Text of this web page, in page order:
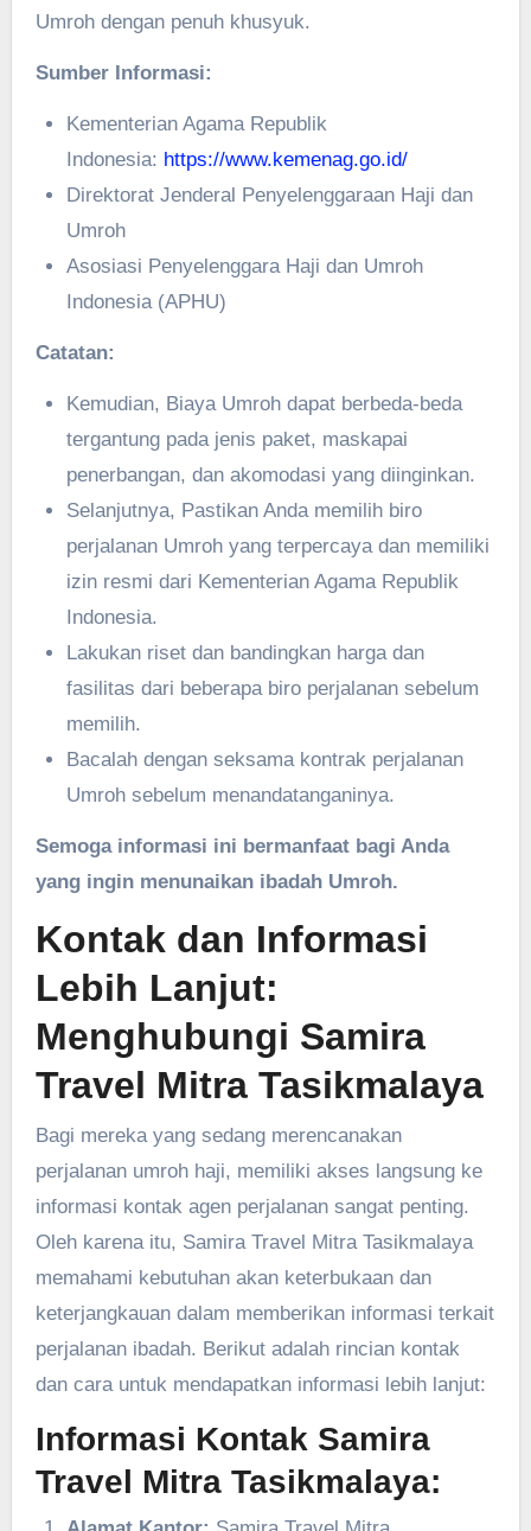
Umroh dengan penuh khusyuk.
Sumber Informasi:
Kementerian Agama Republik
Indonesia: https://www.kemenag.go.id/
Direktorat Jenderal Penyelenggaraan Haji dan
Umroh
Asosiasi Penyelenggara Haji dan Umroh
Indonesia (APHU)
Catatan:
Kemudian, Biaya Umroh dapat berbeda-beda
tergantung pada jenis paket, maskapai
penerbangan, dan akomodasi yang diinginkan.
Selanjutnya, Pastikan Anda memilih biro
perjalanan Umroh yang terpercaya dan memiliki
izin resmi dari Kementerian Agama Republik
Indonesia.
Lakukan riset dan bandingkan harga dan
fasilitas dari beberapa biro perjalanan sebelum
memilih.
Bacalah dengan seksama kontrak perjalanan
Umroh sebelum menandatanganinya.
Semoga informasi ini bermanfaat bagi Anda
yang ingin menunaikan ibadah Umroh.
Kontak dan Informasi
Lebih Lanjut:
Menghubungi Samira
Travel Mitra Tasikmalaya
Bagi mereka yang sedang merencanakan
perjalanan umroh haji, memiliki akses langsung ke
informasi kontak agen perjalanan sangat penting.
Oleh karena itu, Samira Travel Mitra Tasikmalaya
memahami kebutuhan akan keterbukaan dan
keterjangkauan dalam memberikan informasi terkait
perjalanan ibadah. Berikut adalah rincian kontak
dan cara untuk mendapatkan informasi lebih lanjut:
Informasi Kontak Samira
Travel Mitra Tasikmalaya: